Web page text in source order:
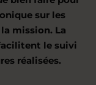
sur les
mission. La
le suivi
réalisées.